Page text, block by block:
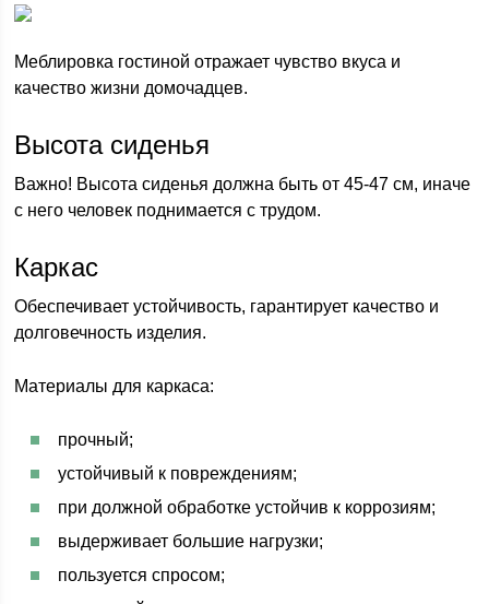
Меблировка гостиной отражает чувство вкуса и
качество жизни домочадцев.
Высота сиденья
Важно! Высота сиденья должна быть от 45-47 см, иначе
с него человек поднимается с трудом.
Каркас
Обеспечивает устойчивость, гарантирует качество и
долговечность изделия.
Материалы для каркаса:
прочный;
устойчивый к повреждениям;
при должной обработке устойчив к коррозиям;
выдерживает большие нагрузки;
пользуется спросом;